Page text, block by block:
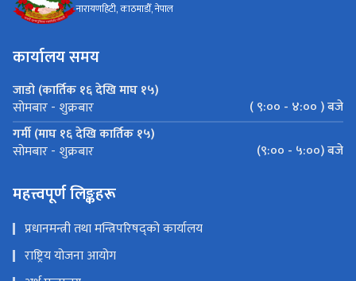
नारायणहिटी, काठमाडौँ, नेपाल
कार्यालय समय
जाडो (कार्तिक १६ देखि माघ १५)
सोमबार - शुक्रबार
( ९:०० - ४:०० ) बजे
गर्मी (माघ १६ देखि कार्तिक १५)
सोमबार - शुक्रबार (९:०० - ५:००) बजे
महत्त्वपूर्ण लिङ्कहरू
प्रधानमन्त्री तथा मन्त्रिपरिषद्को कार्यालय
राष्ट्रिय योजना आयोग